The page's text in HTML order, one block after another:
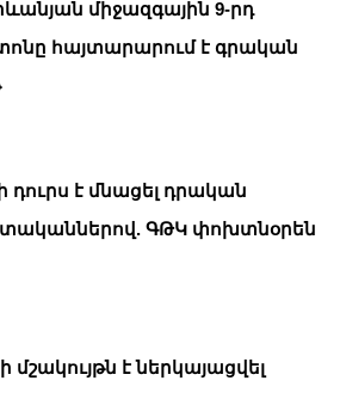
միջազգային 9-րդ
հայտարարում է գրական
դուրս է մնացել դրական
ԳԹԿ փոխտնօրեն
մշակույթն է ներկայացվել